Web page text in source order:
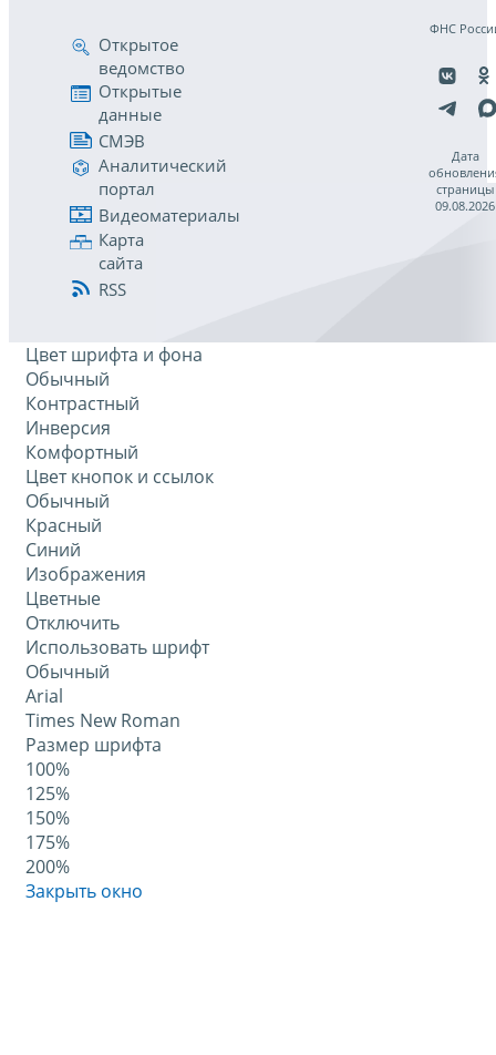
Открытое
ведомство
Открытые
данные
СМЭВ
Аналитический
портал
Видеоматериалы
Карта
сайта
RSS
ФНС
Дата
страницы
09.08.2026
Цвет шрифта и фона
Обычный
Контрастный
Инверсия
Комфортный
Цвет кнопок и ссылок
Обычный
Красный
Синий
Изображения
Цветные
Отключить
Использовать шрифт
Обычный
Arial
Times New Roman
Размер шрифта
100%
125%
150%
175%
200%
Закрыть окно